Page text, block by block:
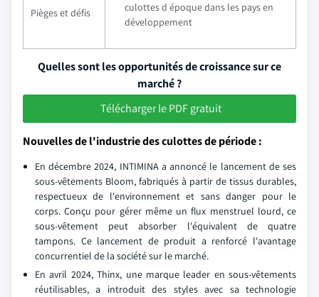
Pièges et défis
culottes d époque dans les pays en
développement
Quelles sont les opportunités de croissance sur ce
marché ?
Télécharger le PDF gratuit
Nouvelles de l'industrie des culottes de période :
En décembre 2024, INTIMINA a annoncé le lancement de ses
sous-vêtements Bloom, fabriqués à partir de tissus durables,
respectueux de l'environnement et sans danger pour le
corps. Conçu pour gérer même un flux menstruel lourd, ce
sous-vêtement peut absorber l'équivalent de quatre
tampons. Ce lancement de produit a renforcé l'avantage
concurrentiel de la société sur le marché.
En avril 2024, Thinx, une marque leader en sous-vêtements
réutilisables, a introduit des styles avec sa technologie